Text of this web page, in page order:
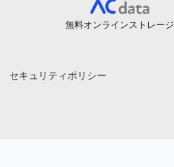
無料オンラインストレージ
セキュリティポリシー